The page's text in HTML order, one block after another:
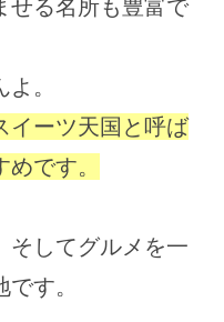
せる名所も豊富で
。
イーツ天国と呼ば
です。
そしてグルメを一
す。